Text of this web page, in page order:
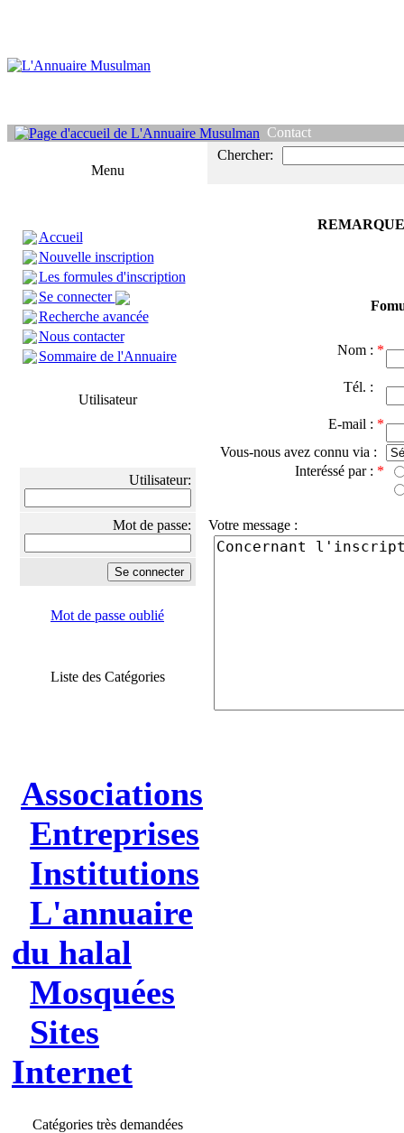
Contact
Menu
Accueil
Nouvelle inscription
Les formules d'inscription
Se connecter
Recherche avancée
Nous contacter
Sommaire de l'Annuaire
Utilisateur
Utilisateur:
Mot de passe:
Mot de passe oublié
Liste des Catégories
Associations
Entreprises
Institutions
L'annuaire
du halal
Mosquées
Sites
Internet
Catégories très demandées
Chercher:
Nom : *
Tél. :
E-mail : *
Vous-nous avez connu via :
Interéssé par : *
Votre message :